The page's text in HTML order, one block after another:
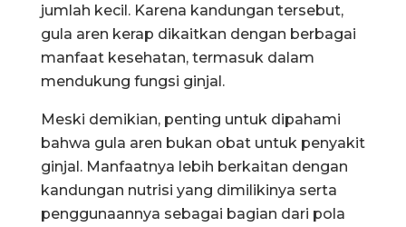
jumlah kecil. Karena kandungan tersebut,
gula aren kerap dikaitkan dengan berbagai
manfaat kesehatan, termasuk dalam
mendukung fungsi ginjal.
Meski demikian, penting untuk dipahami
bahwa gula aren bukan obat untuk penyakit
ginjal. Manfaatnya lebih berkaitan dengan
kandungan nutrisi yang dimilikinya serta
penggunaannya sebagai bagian dari pola